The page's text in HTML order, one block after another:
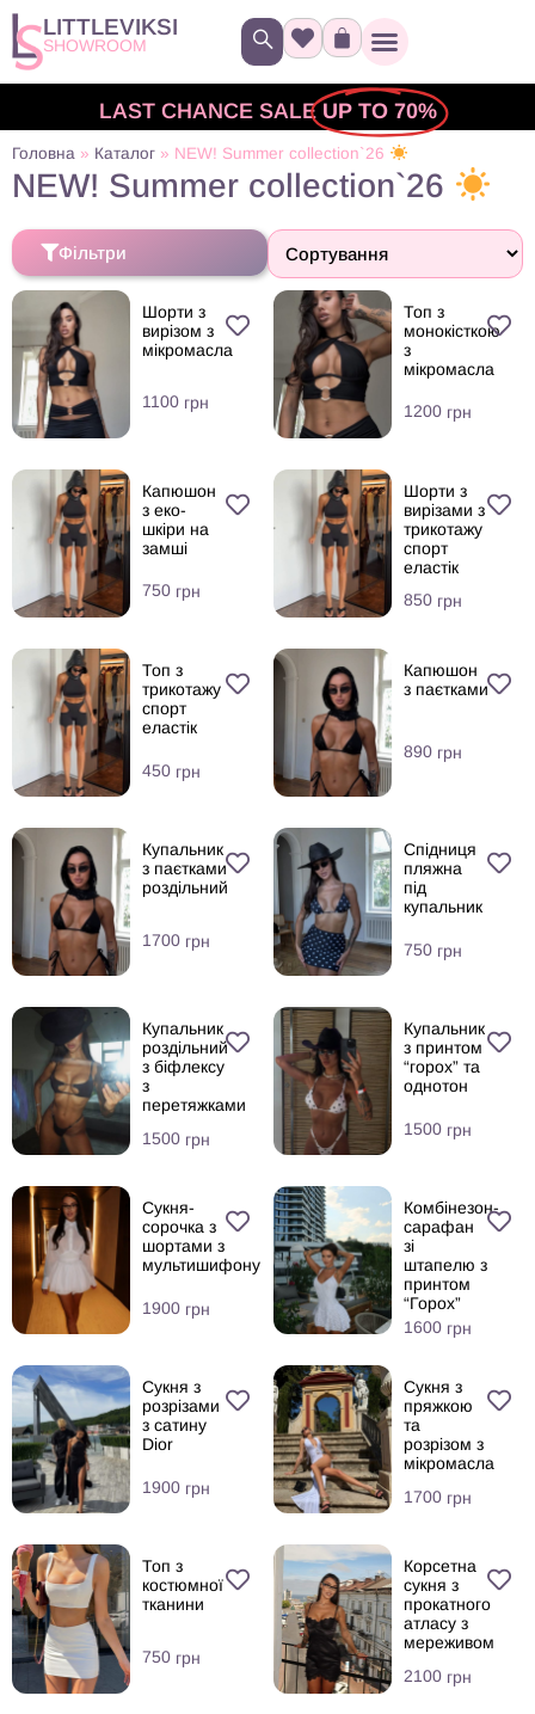
LITTLEVIKSI
SHOWROOM
LAST CHANCE SALE UP TO 70%
Головна » Каталог » NEW! Summer collection`26
NEW! Summer collection`26
Фільтри
Шорти з
вирізом з
мікромасла
1100 грн
Топ з
монокісткою
з
мікромасла
1200 грн
Капюшон
з еко-
шкіри на
замші
750 грн
Шорти з
вирізами з
трикотажу
спорт
еластік
850 грн
Топ з
трикотажу
спорт
еластік
450 грн
Капюшон
з паєтками
890 грн
Купальник
з паєтками
роздільний
1700 грн
Спідниця
пляжна
під
купальник
750 грн
Купальник
роздільний
з біфлексу
з
перетяжками
1500 грн
Купальник
з принтом
“горох” та
однотон
1500 грн
Сукня-
сорочка з
шортами з
мультишифону
1900 грн
Комбінезон-
сарафан
зі
штапелю з
принтом
“Горох”
1600 грн
Сукня з
розрізами
з сатину
Dior
1900 грн
Сукня з
пряжкою
та
розрізом з
мікромасла
1700 грн
Топ з
костюмної
тканини
750 грн
Корсетна
сукня з
прокатного
атласу з
мереживом
2100 грн